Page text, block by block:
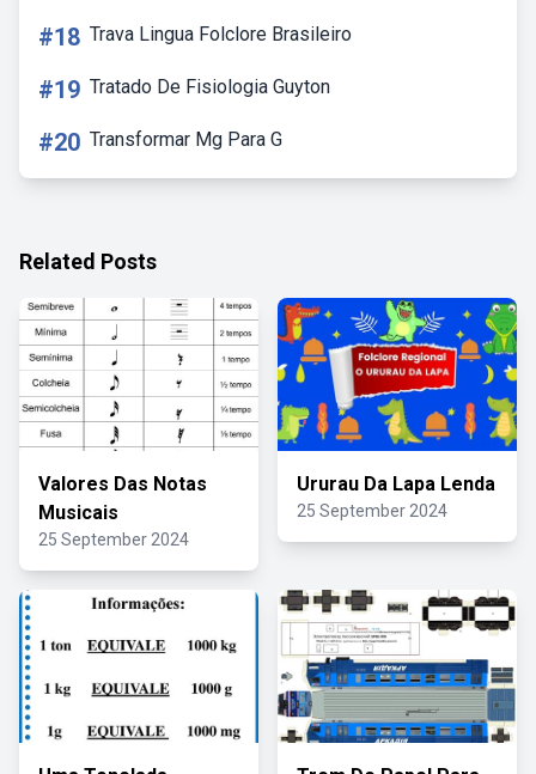
#18 Trava Lingua Folclore Brasileiro
#19 Tratado De Fisiologia Guyton
#20 Transformar Mg Para G
Related Posts
Valores Das Notas
Musicais
25 September 2024
Ururau Da Lapa Lenda
25 September 2024